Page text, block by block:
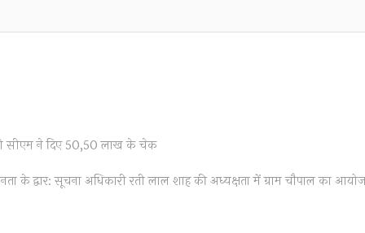
सीएम ने दिए 50,50 लाख के चेक
के द्वार: सूचना अधिकारी रती लाल शाह की अध्यक्षता में ग्राम चौपाल का